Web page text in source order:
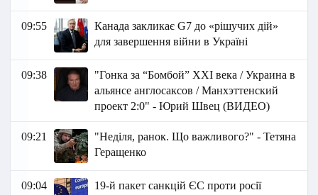
09:55
Канада закликає G7 до «рішучих дій»
для завершення війни в Україні
09:38
"Гонка за “Бомбой” ХХI века / Украина в
альянсе англосаксов / Манхэттенский
проект 2:0" - Юрий Швец (ВИДЕО)
09:21
"Неділя, ранок. Що важливого?" - Тетяна
Геращенко
09:04
19-й пакет санкцій ЄС проти росії